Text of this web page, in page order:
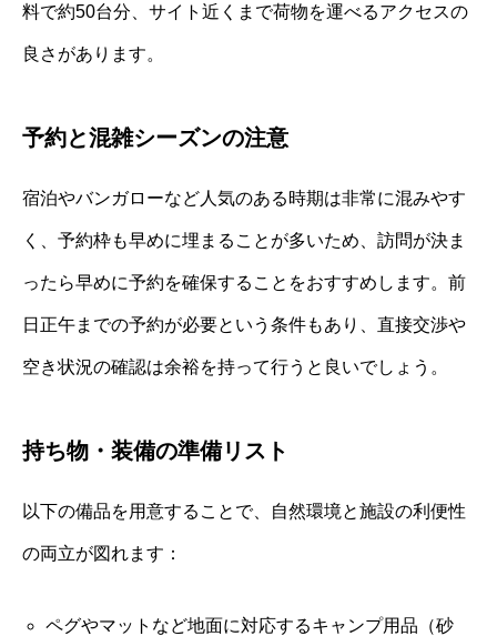
料で約50台分、サイト近くまで荷物を運べるアクセスの
良さがあります。
予約と混雑シーズンの注意
宿泊やバンガローなど人気のある時期は非常に混みやす
く、予約枠も早めに埋まることが多いため、訪問が決ま
ったら早めに予約を確保することをおすすめします。前
日正午までの予約が必要という条件もあり、直接交渉や
空き状況の確認は余裕を持って行うと良いでしょう。
持ち物・装備の準備リスト
以下の備品を用意することで、自然環境と施設の利便性
の両立が図れます：
ペグやマットなど地面に対応するキャンプ用品（砂